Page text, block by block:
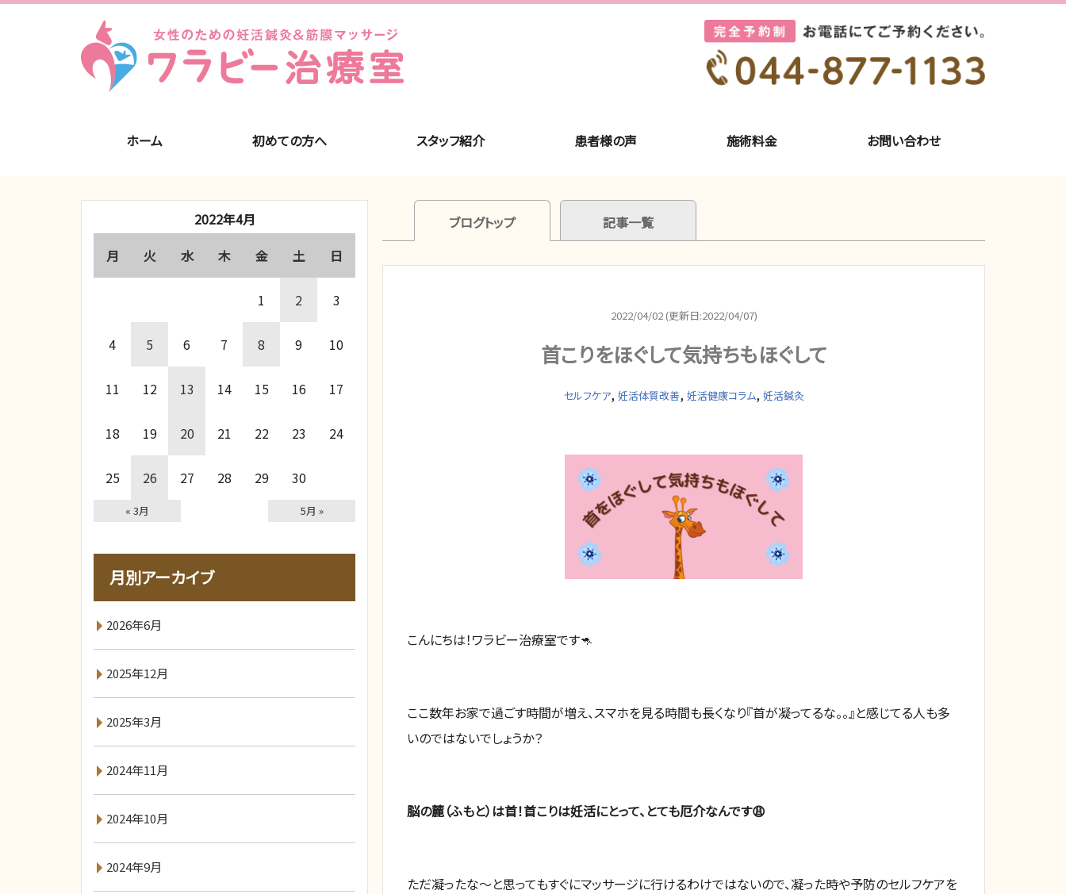
ホーム 初めての方へ スタッフ紹介 患者様の声 施術料金 お問い合わせ
ブログトップ 記事一覧
2022/04/02 (更新日:2022/04/07)
首こりをほぐして気持ちもほぐして
セルフケア, 妊活体質改善, 妊活健康コラム, 妊活鍼灸
こんにちは！ワラビー治療室です🦘
ここ数年お家で過ごす時間が増え、スマホを見る時間も長くなり『首が凝ってるな。。』と感じてる人も多
いのではないでしょうか？
脳の麓（ふもと）は首！首こりは妊活にとって、とても厄介なんです😩
ただ凝ったな〜と思ってもすぐにマッサージに行けるわけではないので、凝った時や予防のセルフケアを
2022年4月
月
火 水 木 金 土 日
1 2 3
4 5 6 7 8 9 10
11 12 13 14 15 16 17
18 19 20 21 22 23 24
25 26 27 28 29 30
« 3月 5月 »
月別アーカイブ
2026年6月
2025年12月
2025年3月
2024年11月
2024年10月
2024年9月